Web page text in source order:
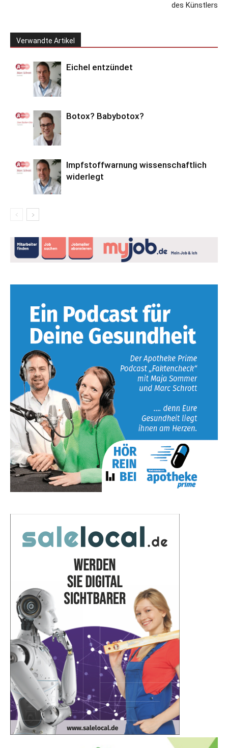
des Künstlers
Verwandte Artikel
Eichel entzündet
Botox? Babybotox?
Impfstoffwarnung wissenschaftlich
widerlegt